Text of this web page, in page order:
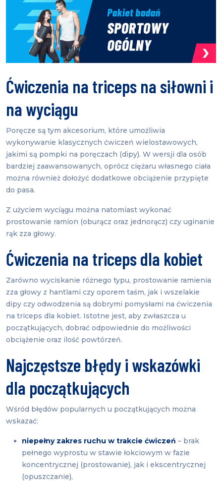
Ćwiczenia na triceps na siłowni i
na wyciągu
Poręcze są tym akcesorium, które umożliwia
wykonywanie klasycznych ćwiczeń wielostawowych,
jakimi są pompki na poręczach (dipy). W wersji dla osób
bardziej zaawansowanych, oprócz ciężaru własnego ciała
można również dołożyć dodatkowe obciążenie przypięte
do pasa.
Z użyciem wyciągu można natomiast wykonać
prostowanie ramion (oburącz oraz jednorącz) czy uginanie
rąk zza głowy.
Ćwiczenia na triceps dla kobiet
Zarówno wyciskanie różnego typu, prostowanie ramienia
zza głowy z hantlami czy oporem taśm, jak i wszelakie
dipy czy odwodzenia są dobrymi pomysłami na ćwiczenia
na triceps dla kobiet. Istotne jest, aby zwłaszcza u
początkujących, dobrać odpowiednie do możliwości
obciążenie oraz ilość powtórzeń.
Najczęstsze błędy i wskazówki
dla początkujących
Wśród błędów popularnych u początkujących można
wskazać:
niepełny zakres ruchu w trakcie ćwiczeń – brak
pełnego wyprostu w stawie łokciowym w fazie
koncentrycznej (prostowanie), jak i ekscentrycznej
(opuszczanie),